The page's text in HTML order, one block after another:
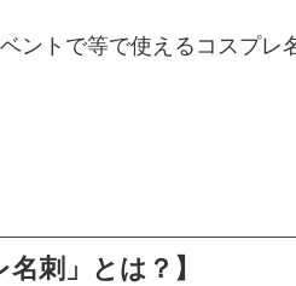
ントで等で使えるコスプレ
名刺」とは？】